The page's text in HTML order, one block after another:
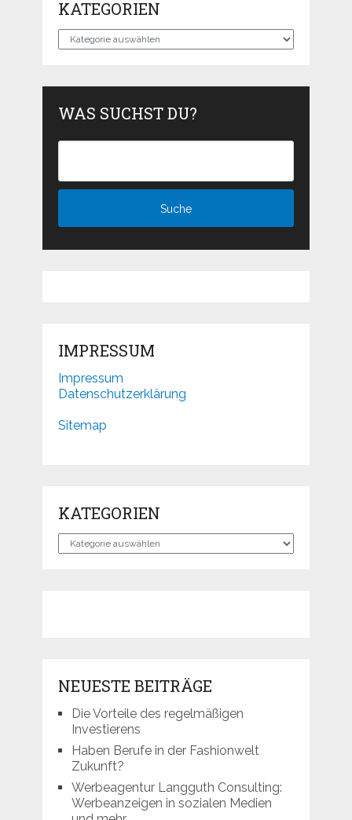
KATEGORIEN
Kategorien
WAS SUCHST DU?
IMPRESSUM
Impressum
Datenschutzerklärung
Sitemap
KATEGORIEN
Kategorien
NEUESTE BEITRÄGE
Die Vorteile des regelmäßigen
Investierens
Haben Berufe in der Fashionwelt
Zukunft?
Werbeagentur Langguth Consulting:
Werbeanzeigen in sozialen Medien